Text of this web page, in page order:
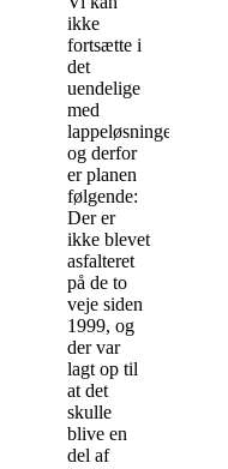
ikke
fortsætte i
det
uendelige
med
lappeløsninger,
og derfor
er planen
følgende:
Der er
ikke blevet
asfalteret
på de to
veje siden
1999, og
der var
lagt op til
at det
skulle
blive en
del af